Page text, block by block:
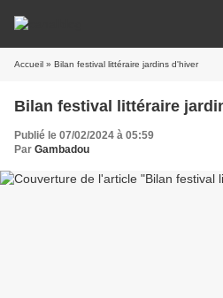
Accueil » Bilan festival littéraire jardins d'hiver
Bilan festival littéraire
Publié le 07/02/2024 à 05:59
Par Gambadou